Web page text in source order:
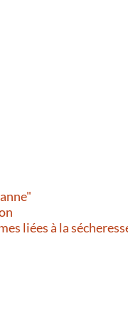
liées à la